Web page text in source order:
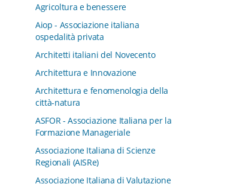
Agricoltura e benessere
Aiop - Associazione italiana
ospedalità privata
Architetti italiani del Novecento
Architettura e Innovazione
Architettura e fenomenologia della
città-natura
ASFOR - Associazione Italiana per la
Formazione Manageriale
Associazione Italiana di Scienze
Regionali (AISRe)
Associazione Italiana di Valutazione